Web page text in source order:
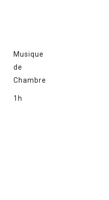
Musique
de
Chambre
1h